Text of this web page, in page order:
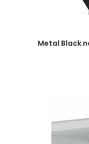
Metal Black